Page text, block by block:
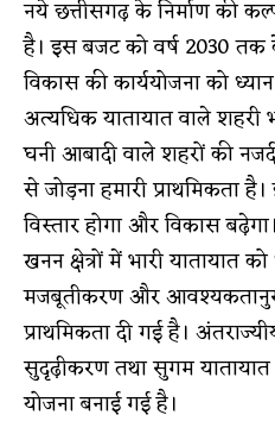
नये छत्तीसगढ़ के निर्माण की
है। इस बजट को वर्ष 2030
विकास की कार्ययोजना को
अत्यधिक यातायात वाले शहरी
घनी आबादी वाले शहरों की
से जोड़ना हमारी प्राथमिकता
विस्तार होगा और विकास
खनन क्षेत्रों में भारी यातायात
मजबूतीकरण और
प्राथमिकता दी गई है।
सुदृढ़ीकरण तथा सुगम
योजना बनाई गई है।